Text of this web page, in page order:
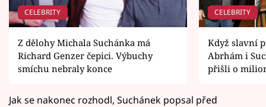
CELEBRITY
Z dělohy Michala Suchánka má
Richard Genzer čepici. Výbuchy
smíchu nebraly konce
CELEBRITY
Když slavní
Abrhám i
přišli o
Jak se nakonec rozhodl, Suchánek popsal před